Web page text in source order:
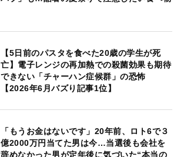
【5日前のパスタを食べた20歳の学生が死
亡】電子レンジの再加熱での殺菌効果も期待
できない「チャーハン症候群」の恐怖
【2026年6月バズり記事1位】
「もうお金はないです」20年前、ロト6で３
億2000万円当てた男は今…当選後も会社を
辞めなかった男が定年後に気づいた“本当の